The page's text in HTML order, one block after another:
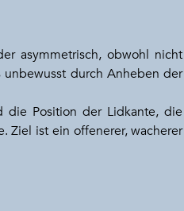
asymmetrisch, obwohl nicht
durch Anheben der
die Position der Lidkante, die
Ziel ist ein offenerer, wacherer